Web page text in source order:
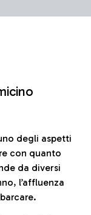
degli aspetti
con quanto
da diversi
l’affluenza